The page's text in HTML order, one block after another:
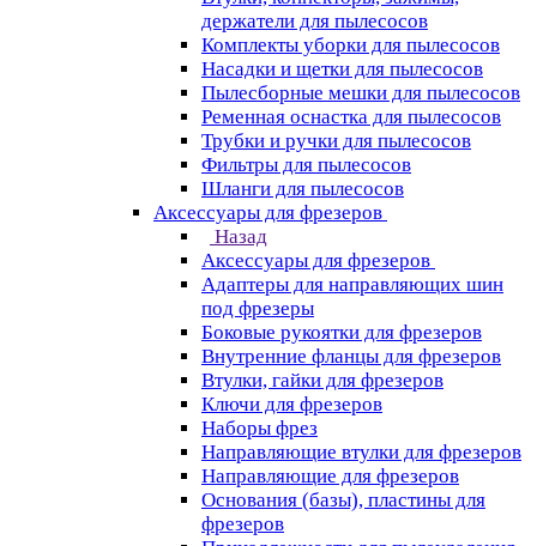
держатели для пылесосов
Комплекты уборки для пылесосов
Насадки и щетки для пылесосов
Пылесборные мешки для пылесосов
Ременная оснастка для пылесосов
Трубки и ручки для пылесосов
Фильтры для пылесосов
Шланги для пылесосов
Аксессуары для фрезеров
Назад
Аксессуары для фрезеров
Адаптеры для направляющих шин
под фрезеры
Боковые рукоятки для фрезеров
Внутренние фланцы для фрезеров
Втулки, гайки для фрезеров
Ключи для фрезеров
Наборы фрез
Направляющие втулки для фрезеров
Направляющие для фрезеров
Основания (базы), пластины для
фрезеров